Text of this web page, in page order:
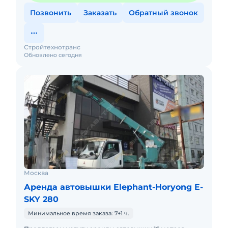
Позвонить Заказать Обратный звонок
Обновлено сегодня
Стройтехнотранс
Москва
Аренда автовышки Elephant-Horyong E-
SKY 280
Минимальное время заказа: 7+1 ч.